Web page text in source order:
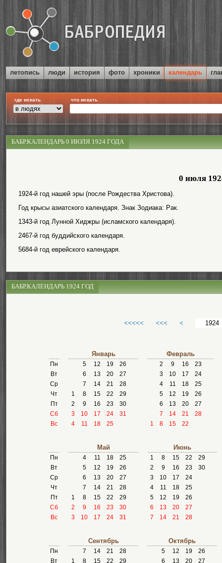
летопись люди история фото хроники календарь
где искать что искать
БАБР.КАЛЕНДАРЬ 0 ИЮЛЯ 1924 ГОДА
0 июля
1924-й год нашей эры (после Рождества Христова).
Год крысы азиатского календаря. Знак Зодиака: Рак.
1343-й год Лунной Хиджры (исламского календаря).
2467-й год буддийского календаря.
5684-й год еврейского календаря.
БАБР.КАЛЕНДАРЬ 1924 ГОД
<<<<< <<< <
Пн
Вт
Ср
Чт
Пт
Сб
Вс
Январь
5 12 19
26
6
13 20
27
7
14 21
28
1
8 15 22
29
2
9 16 23
30
3
10 17 24
31
4
11 18 25
Февраль
2 9 16
23
3
10 17
24
4
11 18
25
5
12 19
26
6
13 20
27
7
14 21
28
1
8 15 22
Пн
Вт
Ср
Чт
Пт
Сб
Вс
Май
4 11 18
25
5
12 19
26
6
13 20
27
7
14 21
28
1
8 15 22
29
2
9 16 23
30
3
10 17 24 31
Июнь
1 8 15 22
29
2
9 16 23
30
3
10 17
24
4
11 18
25
5
12 19
26
6
13 20
27
7
14 21 28
Пн
Вт
Сентябрь
7 14 21
28
1
8 15 22
29
Октябрь
5 12 19
26
6
13 20
27